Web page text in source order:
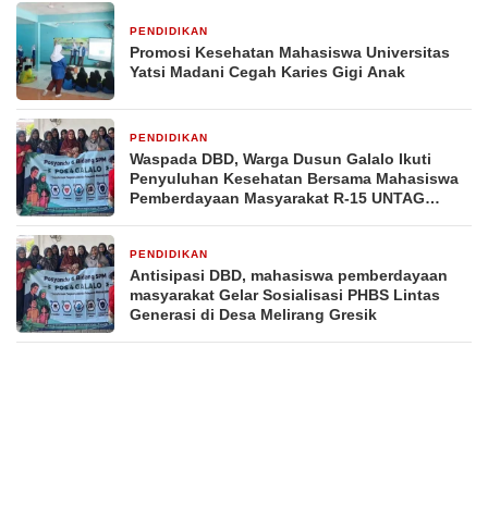
PENDIDIKAN
Promosi Kesehatan Mahasiswa Universitas
Yatsi Madani Cegah Karies Gigi Anak
PENDIDIKAN
Waspada DBD, Warga Dusun Galalo Ikuti
Penyuluhan Kesehatan Bersama Mahasiswa
Pemberdayaan Masyarakat R-15 UNTAG
PENDIDIKAN
Antisipasi DBD, mahasiswa pemberdayaan
masyarakat Gelar Sosialisasi PHBS Lintas
Generasi di Desa Melirang Gresik